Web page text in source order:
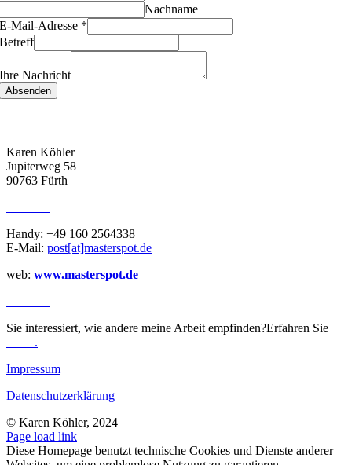
Nachname
E-Mail-Adresse *
Betreff
Ihre Nachricht
Absenden
Karen Köhler
Jupiterweg 58
90763 Fürth
Handy: +49 160 2564338
E-Mail: post[at]masterspot.de
web: www.masterspot.de
Sie interessiert, wie andere meine Arbeit empfinden?Erfahren Sie
.
Impressum
Datenschutzerklärung
© Karen Köhler, 2024
Page load link
Diese Homepage benutzt technische Cookies und Dienste anderer